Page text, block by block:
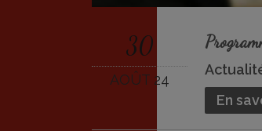
30
AOÛT 24
En